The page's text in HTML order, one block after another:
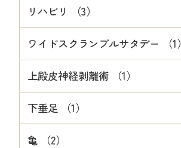
リハビリ （3）
ワイドスクランブルサタデー （1）
上殿皮神経剥離術 （1）
下垂足 （1）
亀 （2）